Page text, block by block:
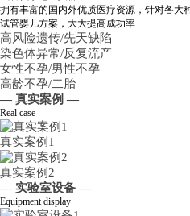
拥有丰富的国内外优质医疗资源，针对各大
试管婴儿方案，大大提高成功率
高风险遗传/先天缺陷
染色体异常/反复流产
女性不孕/男性不孕
高龄不孕/二胎
— 真实案例 —
Real case
真实案例1
真实案例2
— 实验室设备 —
Equipment display